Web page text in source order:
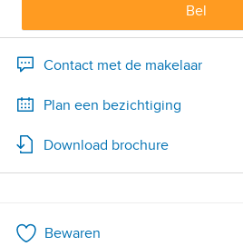
Bel
Contact met de makelaar
Plan een bezichtiging
Download brochure
Bewaren